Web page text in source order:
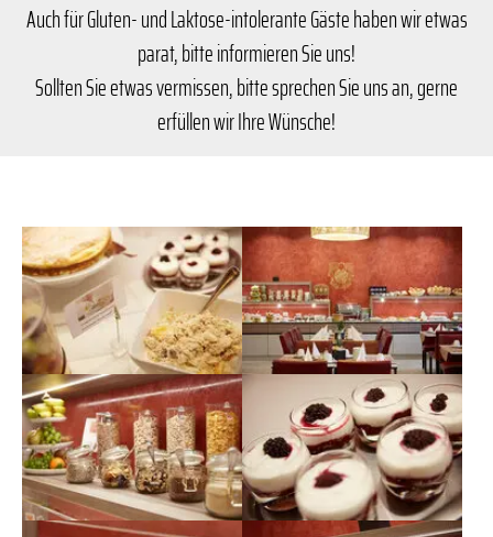
Auch für Gluten- und Laktose-intolerante Gäste haben wir etwas
parat, bitte informieren Sie uns!
Sollten Sie etwas vermissen, bitte sprechen Sie uns an, gerne
erfüllen wir Ihre Wünsche!
Show larger version for: Show larger version for:
Show larger version for: Show larger version for: